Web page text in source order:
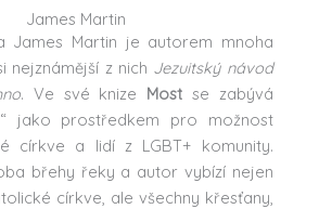
James Martin
James Martin je autorem mnoha
nejznámější z nich Jezuitský návod
. Ve své knize Most se zabývá
jako prostředkem pro možnost
církve a lidí z LGBT+ komunity.
břehy řeky a autor vybízí nejen
církve, ale všechny křesťany,